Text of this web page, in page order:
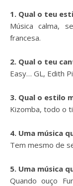
1. Qual o teu
Música calma,
francesa.
2. Qual o teu
Easy… GL, Edith
3. Qual o estilo
Kizomba, todo o
4. Uma música
Tem mesmo de
5. Uma música
Quando ouço